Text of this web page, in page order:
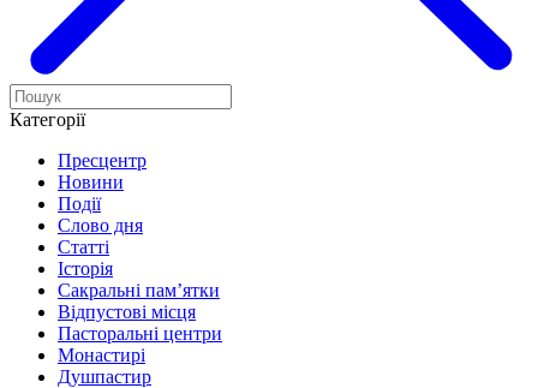
Категорії
Пресцентр
Новини
Події
Слово дня
Статті
Історія
Сакральні пам’ятки
Відпустові місця
Пасторальні центри
Монастирі
Душпастир